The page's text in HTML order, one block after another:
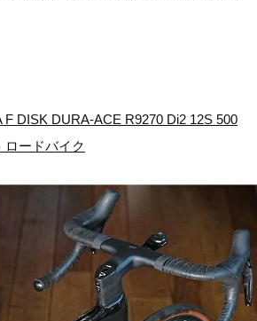
DISK DURA-ACE R9270 Di2 12S 500
ロードバイク